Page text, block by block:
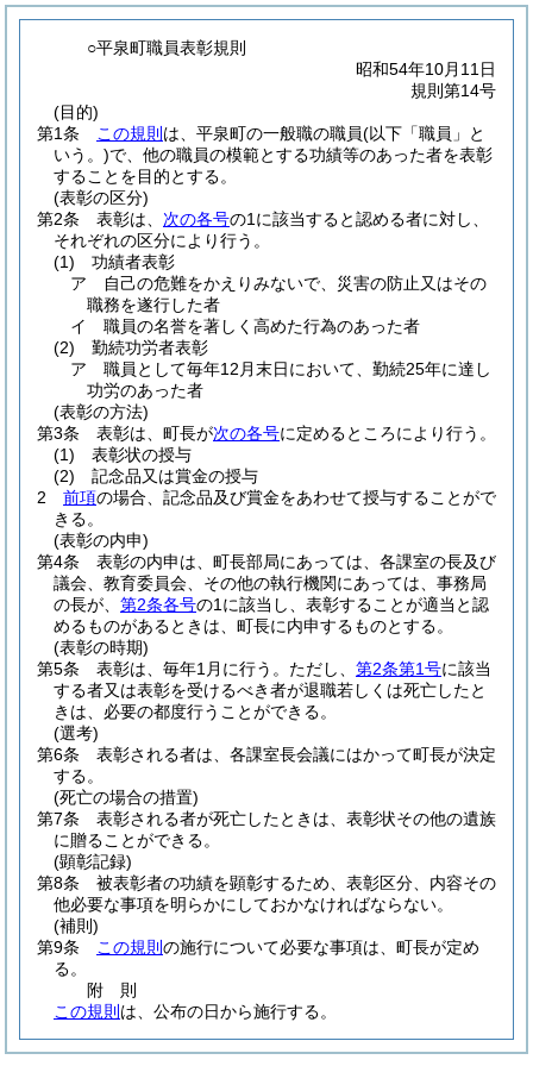
○平泉町職員表彰規則
昭和54年10月11日
規則第14号
(目的)
第1条
この規則 は、平泉町の一般職の職員(以下「職員」と
いう。)で、他の職員の模範とする功績等のあった者を表彰
することを目的とする。
(表彰の区分)
第2条
表彰は、 次の各号の1に該当すると認める者に対し、
それぞれの区分により行う。
(1)
功績者表彰
ア
自己の危難をかえりみないで、災害の防止又はその
職務を遂行した者
イ
職員の名誉を著しく高めた行為のあった者
(2)
勤続功労者表彰
ア
職員として毎年12月末日において、勤続25年に達し
功労のあった者
(表彰の方法)
第3条
表彰は、町長が次の各号に定めるところにより行う。
(1)
表彰状の授与
(2)
記念品又は賞金の授与
2
前項の場合、記念品及び賞金をあわせて授与することがで
きる。
(表彰の内申)
第4条
表彰の内申は、町長部局にあっては、各課室の長及び
議会、教育委員会、その他の執行機関にあっては、事務局
の長が、 第2条各号の1に該当し、表彰することが適当と認
めるものがあるときは、町長に内申するものとする。
(表彰の時期)
第5条
表彰は、毎年1月に行う。 ただし、 第2条第1号に該当
する者又は表彰を受けるべき者が退職若しくは死亡したと
きは、必要の都度行うことができる。
(選考)
第6条
表彰される者は、各課室長会議にはかって町長が決定
する。
(死亡の場合の措置)
第7条
表彰される者が死亡したときは、表彰状その他の遺族
に贈ることができる。
(顕彰記録)
第8条
被表彰者の功績を顕彰するため、表彰区分、内容その
他必要な事項を明らかにしておかなければならない。
(補則)
第9条
この規則 の施行について必要な事項は、町長が定め
る。
附 則
この規則 は、公布の日から施行する。